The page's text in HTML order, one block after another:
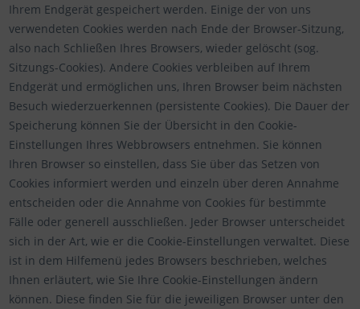
Ihrem Endgerät gespeichert werden. Einige der von uns
verwendeten Cookies werden nach Ende der Browser-Sitzung,
also nach Schließen Ihres Browsers, wieder gelöscht (sog.
Sitzungs-Cookies). Andere Cookies verbleiben auf Ihrem
Endgerät und ermöglichen uns, Ihren Browser beim nächsten
Besuch wiederzuerkennen (persistente Cookies). Die Dauer der
Speicherung können Sie der Übersicht in den Cookie-
Einstellungen Ihres Webbrowsers entnehmen. Sie können
Ihren Browser so einstellen, dass Sie über das Setzen von
Cookies informiert werden und einzeln über deren Annahme
entscheiden oder die Annahme von Cookies für bestimmte
Fälle oder generell ausschließen. Jeder Browser unterscheidet
sich in der Art, wie er die Cookie-Einstellungen verwaltet. Diese
ist in dem Hilfemenü jedes Browsers beschrieben, welches
Ihnen erläutert, wie Sie Ihre Cookie-Einstellungen ändern
können. Diese finden Sie für die jeweiligen Browser unter den